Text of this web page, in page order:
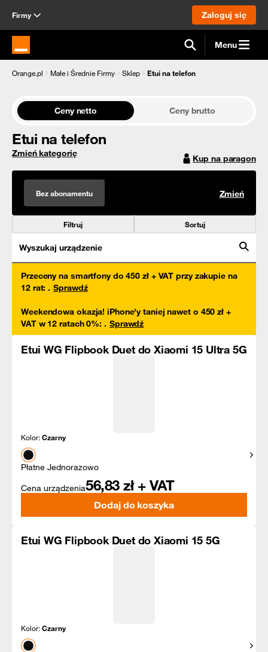
Firmy Zaloguj się
Strona główna Orange.pl Menu
Orange.pl Małe i Średnie Firmy Sklep Etui na telefon
Ceny netto Ceny brutto
Etui na telefon
Zmień kategorię Kup na paragon
Bez abonamentu Zmień
Filtruj Sortuj
Wyszukaj urządzenie
Przeceny na smartfony do 450 zł + VAT przy zakupie na
12 rat: . Sprawdź
Weekendowa okazja! iPhone'y taniej nawet o 450 zł +
VAT w 12 ratach 0%: . Sprawdź
Etui WG Flipbook Duet do Xiaomi 15 Ultra 5G
Kolor:Czarny
Płatne Jednorazowo
Cena urządzenia56,83 zł + VAT
Dodaj do koszyka
Etui WG Flipbook Duet do Xiaomi 15 5G
Kolor:Czarny